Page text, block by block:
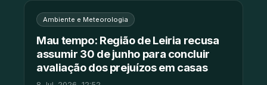
Ambiente e Meteorologia
Mau tempo: Região de Leiria recusa
assumir 30 de junho para concluir
avaliação dos prejuízos em casas